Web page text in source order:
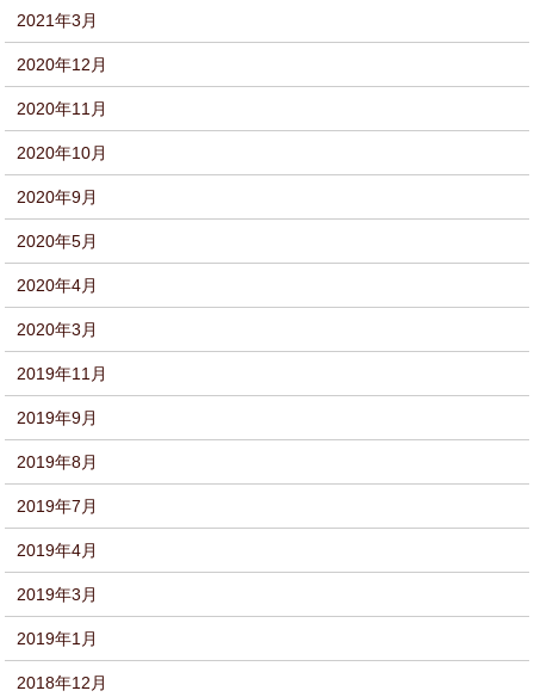
2021年3月
2020年12月
2020年11月
2020年10月
2020年9月
2020年5月
2020年4月
2020年3月
2019年11月
2019年9月
2019年8月
2019年7月
2019年4月
2019年3月
2019年1月
2018年12月